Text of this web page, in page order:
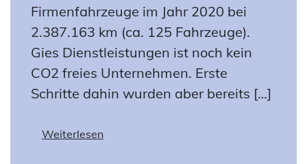
Firmenfahrzeuge im Jahr 2020 bei
2.387.163 km (ca. 125 Fahrzeuge).
Gies Dienstleistungen ist noch kein
CO2 freies Unternehmen. Erste
Schritte dahin wurden aber bereits […]
Weiterlesen